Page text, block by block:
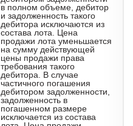
в полном объеме, дебитор
и задолженность такого
дебитора исключаются из
состава лота. Цена
продажи лота уменьшается
на сумму действующей
цены продажи права
требования такого
дебитора. В случае
частичного погашения
дебитором задолженности,
задолженность в
погашенном размере
исключается из состава